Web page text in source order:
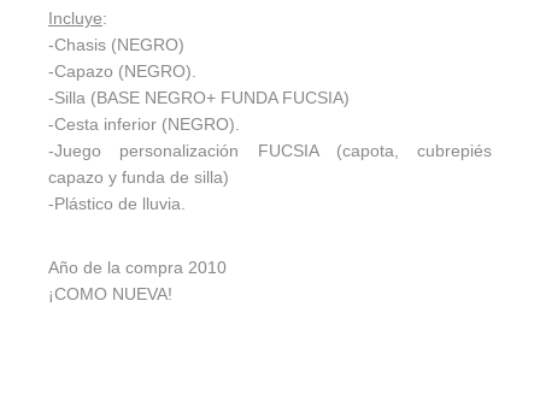
Incluye:
-Chasis (NEGRO)
-Capazo (NEGRO).
-Silla (BASE NEGRO+ FUNDA FUCSIA)
-Cesta inferior (NEGRO).
-Juego personalización FUCSIA (capota, cubrepiés
capazo y funda de silla)
-Plástico de lluvia.
Año de la compra 2010
¡COMO NUEVA!